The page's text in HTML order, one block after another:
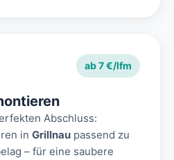
ab 7 €/lfm
Abschluss:
in Grillnau passend zu
– für eine saubere